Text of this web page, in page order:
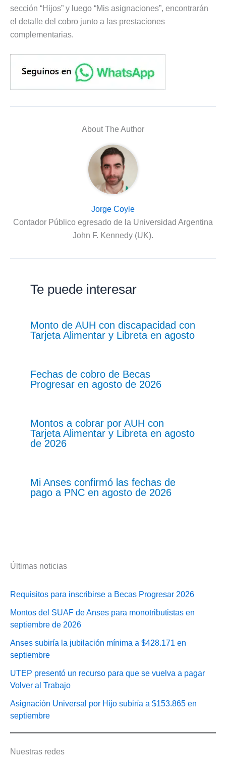
sección “Hijos” y luego “Mis asignaciones”, encontrarán
el detalle del cobro junto a las prestaciones
complementarias.
About The Author
Jorge Coyle
Contador Público egresado de la Universidad Argentina
John F. Kennedy (UK).
Te puede interesar
Monto de AUH con discapacidad con
Tarjeta Alimentar y Libreta en agosto
Fechas de cobro de Becas
Progresar en agosto de 2026
Montos a cobrar por AUH con
Tarjeta Alimentar y Libreta en agosto
de 2026
Mi Anses confirmó las fechas de
pago a PNC en agosto de 2026
Últimas noticias
Requisitos para inscribirse a Becas Progresar 2026
Montos del SUAF de Anses para monotributistas en
septiembre de 2026
Anses subiría la jubilación mínima a $428.171 en
septiembre
UTEP presentó un recurso para que se vuelva a pagar
Volver al Trabajo
Asignación Universal por Hijo subiría a $153.865 en
septiembre
Nuestras redes